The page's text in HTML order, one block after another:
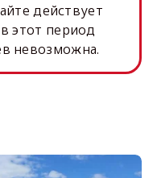
действует
этот период
невозможна.